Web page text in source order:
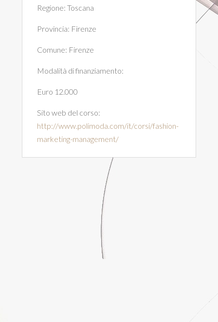
Regione: Toscana
Provincia: Firenze
Comune: Firenze
Modalità di finanziamento:
Euro 12.000
Sito web del corso:
http://www.polimoda.com/it/corsi/fashion-
marketing-management/